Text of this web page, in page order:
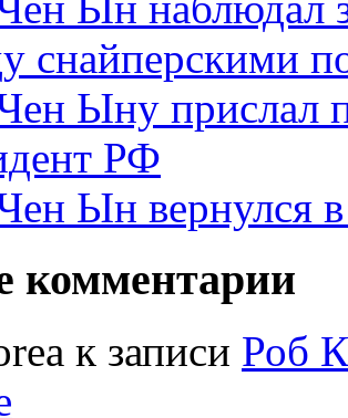
снайперскими
Ыну прислал
РФ
Ын вернулся
комментарии
к записи Роб